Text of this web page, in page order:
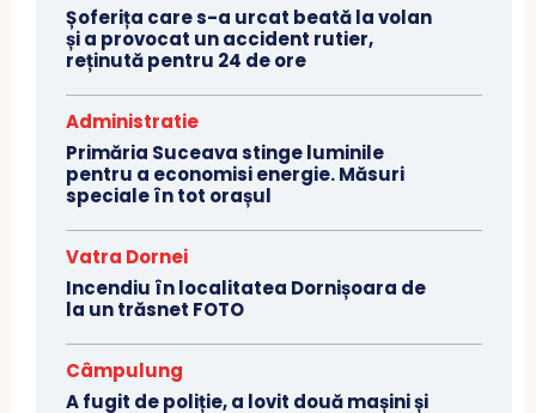
Șoferița care s-a urcat beată la volan
și a provocat un accident rutier,
reținută pentru 24 de ore
Administratie
Primăria Suceava stinge luminile
pentru a economisi energie. Măsuri
speciale în tot orașul
Vatra Dornei
Incendiu în localitatea Dornișoara de
la un trăsnet FOTO
Câmpulung
A fugit de poliție, a lovit două mașini și